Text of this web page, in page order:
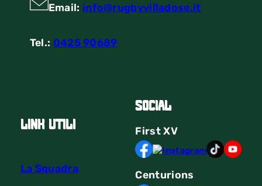
Email: info@rugbyvilladose.it
Tel.: 0425 90689
link utili
La Squadra
Social
FirstXV
Centurions